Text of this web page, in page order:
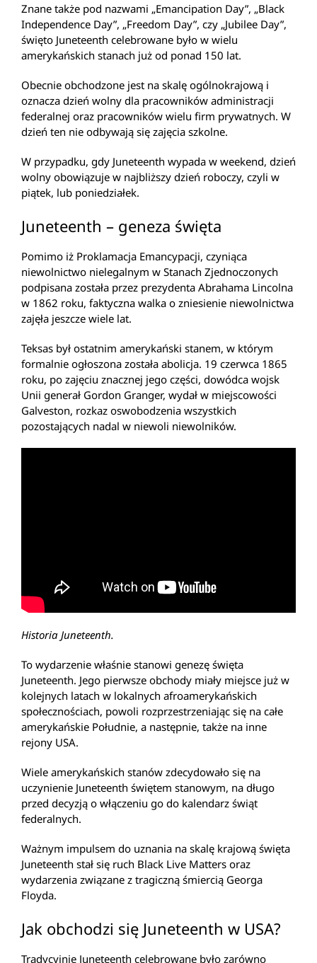
Znane także pod nazwami „Emancipation Day”, „Black
Independence Day”, „Freedom Day”, czy „Jubilee Day”,
święto Juneteenth celebrowane było w wielu
amerykańskich stanach już od ponad 150 lat.
Obecnie obchodzone jest na skalę ogólnokrajową i
oznacza dzień wolny dla pracowników administracji
federalnej oraz pracowników wielu firm prywatnych. W
dzień ten nie odbywają się zajęcia szkolne.
W przypadku, gdy Juneteenth wypada w weekend, dzień
wolny obowiązuje w najbliższy dzień roboczy, czyli w
piątek, lub poniedziałek.
Juneteenth – geneza święta
Pomimo iż Proklamacja Emancypacji, czyniąca
niewolnictwo nielegalnym w Stanach Zjednoczonych
podpisana została przez prezydenta Abrahama Lincolna
w 1862 roku, faktyczna walka o zniesienie niewolnictwa
zajęła jeszcze wiele lat.
Teksas był ostatnim amerykański stanem, w którym
formalnie ogłoszona została abolicja. 19 czerwca 1865
roku, po zajęciu znacznej jego części, dowódca wojsk
Unii generał Gordon Granger, wydał w miejscowości
Galveston, rozkaz oswobodzenia wszystkich
pozostających nadal w niewoli niewolników.
Historia Juneteenth.
To wydarzenie właśnie stanowi genezę święta
Juneteenth. Jego pierwsze obchody miały miejsce już w
kolejnych latach w lokalnych afroamerykańskich
społecznościach, powoli rozprzestrzeniając się na całe
amerykańskie Południe, a następnie, także na inne
rejony USA.
Wiele amerykańskich stanów zdecydowało się na
uczynienie Juneteenth świętem stanowym, na długo
przed decyzją o włączeniu go do kalendarz świąt
federalnych.
Ważnym impulsem do uznania na skalę krajową święta
Juneteenth stał się ruch Black Live Matters oraz
wydarzenia związane z tragiczną śmiercią Georga
Floyda.
Jak obchodzi się Juneteenth w USA?
Tradycyjnie Juneteenth celebrowane było zarówno